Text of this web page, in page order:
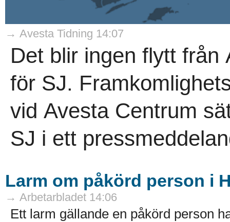
→ Avesta Tidning 14:07
Det blir ingen flytt från
för SJ.
vid Avesta Centrum
SJ i ett
Larm om påkörd person i
→ Arbetarbladet 14:06
Ett larm gällande en påkörd person